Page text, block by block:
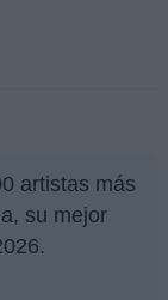
artistas más
su mejor